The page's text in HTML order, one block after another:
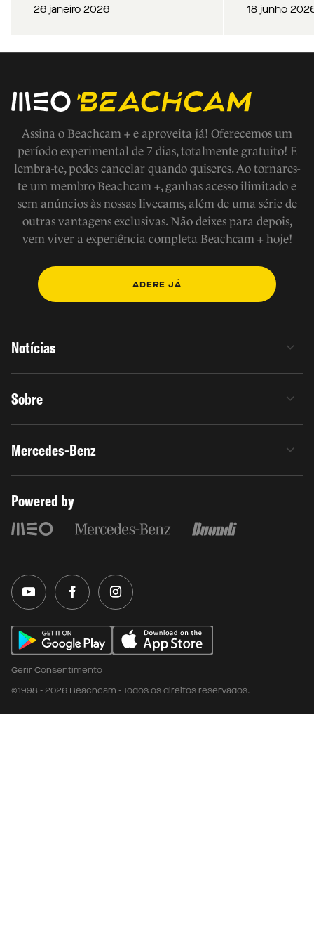
26 janeiro 2026 18 junho
Assina o Beachcam + e aproveita já! Oferecemos um
período experimental de 7 dias, totalmente gratuito! E
lembra-te, podes cancelar quando quiseres. Ao tornares-
te um membro Beachcam +, ganhas acesso ilimitado e
sem anúncios às nossas livecams, além de uma série de
outras vantagens exclusivas. Não deixes para depois,
vem viver a experiência completa Beachcam + hoje!
ADERE JÁ
Notícias
Sobre
Mercedes-Benz
Powered by
Gerir Consentimento
©1998 - 2026 Beachcam - Todos os direitos reservados.